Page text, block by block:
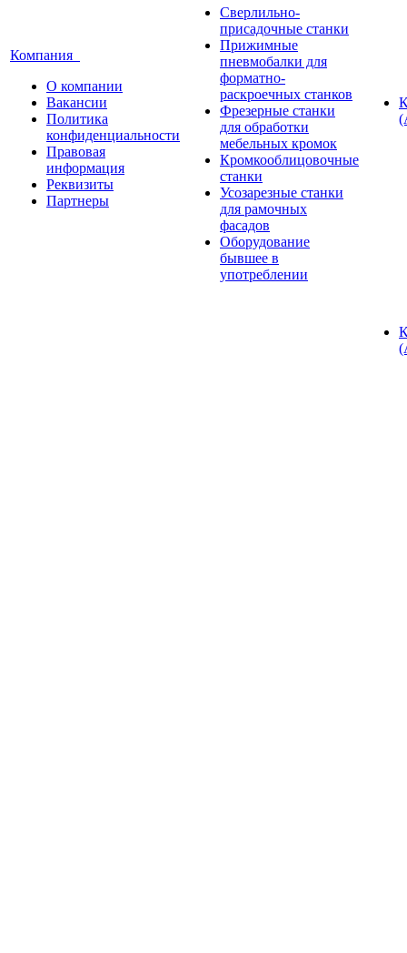
Компания
О компании
Вакансии
Политика
конфиденциальности
Правовая
информация
Реквизиты
Партнеры
Сверлильно-
присадочные станки
Прижимные
пневмобалки для
форматно-
раскроечных станков
Фрезерные станки
для обработки
мебельных кромок
Кромкооблицовочные
станки
Усозарезные станки
для рамочных
фасадов
Оборудование
бывшее в
употреблении